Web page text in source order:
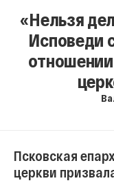
«Нельзя
Исповеди
Псковская
церкви